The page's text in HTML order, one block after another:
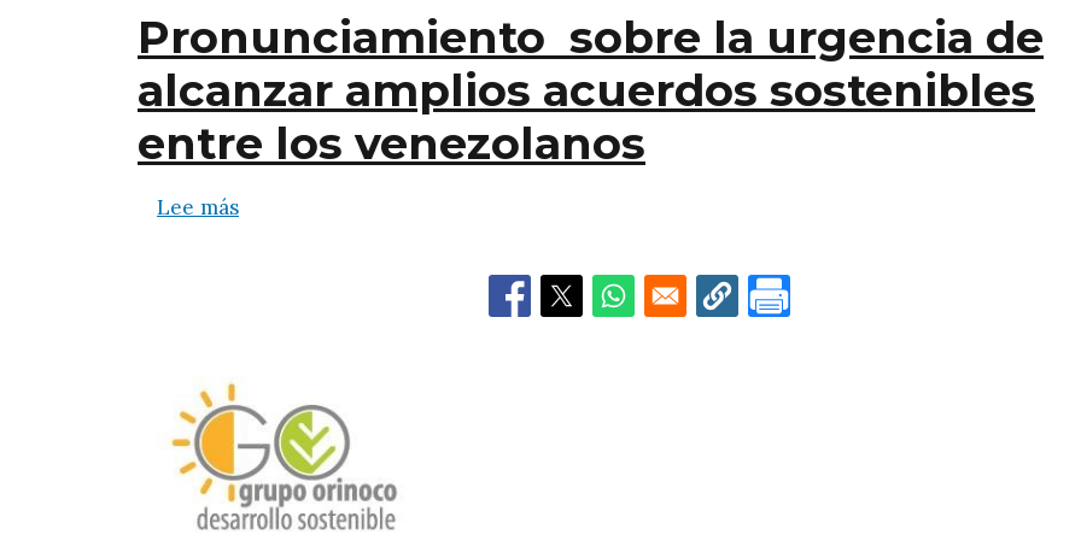
Pronunciamiento sobre la urgencia de
alcanzar amplios acuerdos sostenibles
entre los venezolanos
Lee mássobre Pronunciamiento sobre la urgencia de alcanzar amplios acuerdos sostenibles